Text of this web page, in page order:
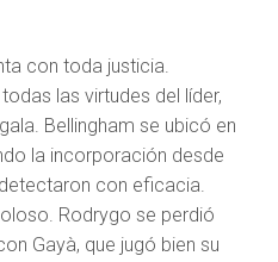
con toda justicia.
las virtudes del líder,
Bellingham se ubicó en
la incorporación desde
con eficacia.
Rodrygo se perdió
Gayà, que jugó bien su